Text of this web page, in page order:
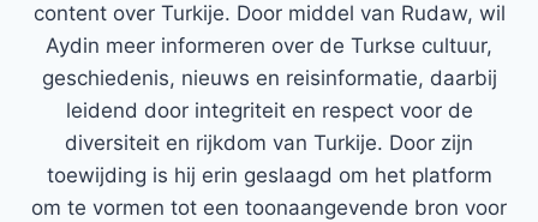
content over Turkije. Door middel van Rudaw, wil
Aydin meer informeren over de Turkse cultuur,
geschiedenis, nieuws en reisinformatie, daarbij
leidend door integriteit en respect voor de
diversiteit en rijkdom van Turkije. Door zijn
toewijding is hij erin geslaagd om het platform
om te vormen tot een toonaangevende bron voor